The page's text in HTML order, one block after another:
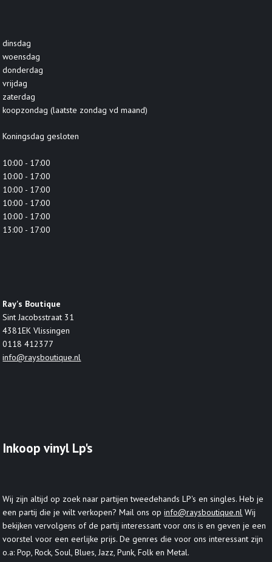
dinsdag
woensdag
donderdag
vrijdag
zaterdag
koopzondag (laatste zondag vd maand)
Koningsdag gesloten
10:00 - 17:00
10:00 - 17:00
10:00 - 17:00
10:00 - 17:00
10:00 - 17:00
13:00 - 17:00
Ray's Boutique
Sint Jacobsstraat 31
4381EK Vlissingen
0118 412377
info@raysboutique.nl
Inkoop vinyl Lp's
Wij zijn altijd op zoek naar partijen tweedehands LP's en singles. Heb je
een partij die je wilt verkopen? Mail ons opinfo@raysboutique.nl Wij
bekijken vervolgens of de partij interessant voor ons is en geven je een
voorstel voor een eerlijke prijs. De genres die voor ons interessant zijn
o.a: Pop, Rock, Soul, Blues, Jazz, Punk, Folk en Metal.